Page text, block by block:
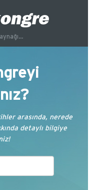
arasında, nerede
detaylı bilgiye